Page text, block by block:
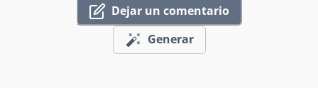
Dejar un comentario
Generar